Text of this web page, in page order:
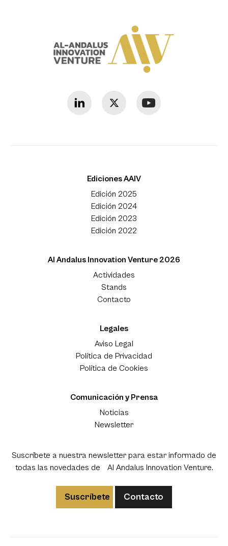
Ediciones AAIV
Edición 2025
Edición 2024
Edición 2023
Edición 2022
Al Andalus Innovation Venture 2026
Actividades
Stands
Contacto
Legales
Aviso Legal
Política de Privacidad
Política de Cookies
Comunicación y Prensa
Noticias
Newsletter
Suscríbete a nuestra newsletter para estar informado de
todas las novedades de Al Andalus Innovation Venture.
Suscríbete Contacto